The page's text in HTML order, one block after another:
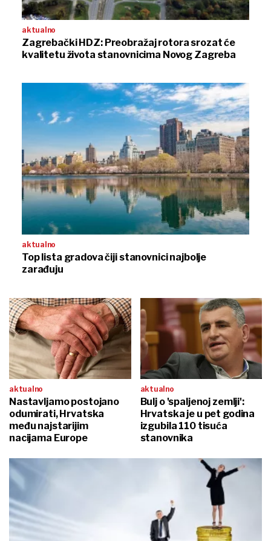
aktualno
Zagrebački HDZ: Preobražaj rotora srozat će
kvalitetu života stanovnicima Novog Zagreba
aktualno
Top lista gradova čiji stanovnici najbolje
zarađuju
aktualno
Nastavljamo postojano
odumirati, Hrvatska
među najstarijim
nacijama Europe
aktualno
Bulj o 'spaljenoj zemlji':
Hrvatska je u pet godina
izgubila 110 tisuća
stanovnika